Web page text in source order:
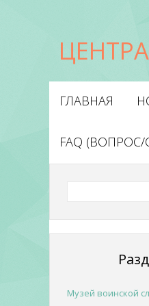
ГЛАВНАЯ
FAQ (ВОПРОС/
Музей воинской